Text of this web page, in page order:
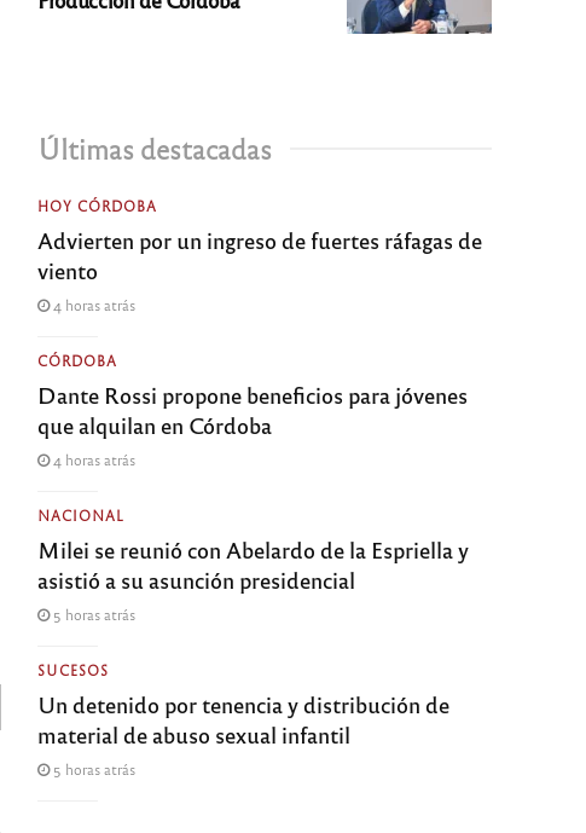
Últimas destacadas
HOY CÓRDOBA
Advierten por un ingreso de fuertes ráfagas de
viento
4 horas atrás
CÓRDOBA
Dante Rossi propone beneficios para jóvenes
que alquilan en Córdoba
4 horas atrás
NACIONAL
Milei se reunió con Abelardo de la Espriella y
asistió a su asunción presidencial
5 horas atrás
SUCESOS
Un detenido por tenencia y distribución de
material de abuso sexual infantil
5 horas atrás